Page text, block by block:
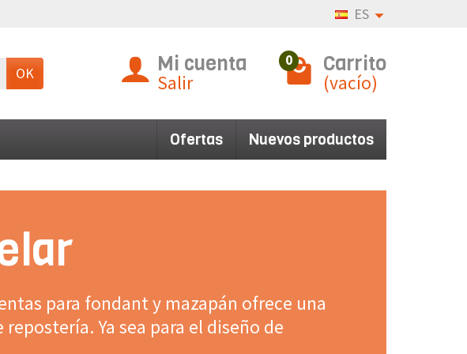
ES
OK Mi cuenta
Salir
0 Carrito
(vacío)
Ofertas Nuevos productos
para fondant y mazapán ofrece una
Ya sea para el diseño de